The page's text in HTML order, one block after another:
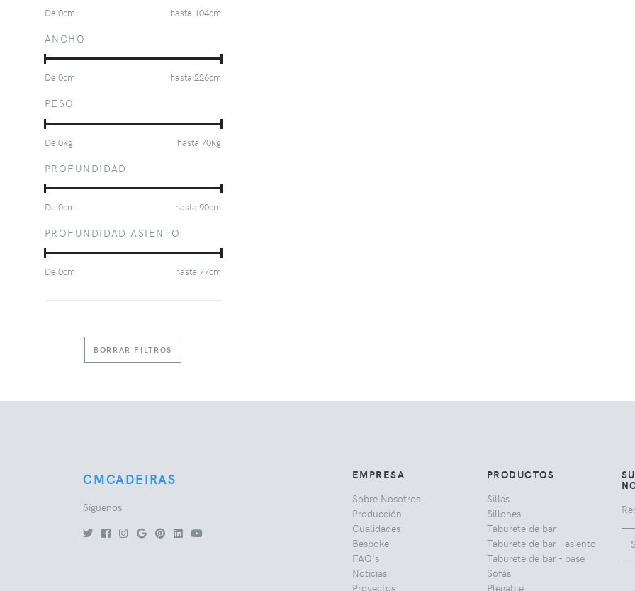
De0cm hasta 104cm
ANCHO
De0cm hasta 226cm
PESO
De0kg hasta 70kg
PROFUNDIDAD
De0cm hasta 90cm
PROFUNDIDAD ASIENTO
De0cm hasta 77cm
BORRAR FILTROS
CMCADEIRAS
Síguenos
EMPRESA
Sobre Nosotros
Producción
Cualidades
Bespoke
FAQ's
Noticias
Proyectos
PRODUCTOS
Sillas
Sillones
Taburete de bar
Taburete de bar - asiento
Taburete de bar - base
Sofás
Plegable